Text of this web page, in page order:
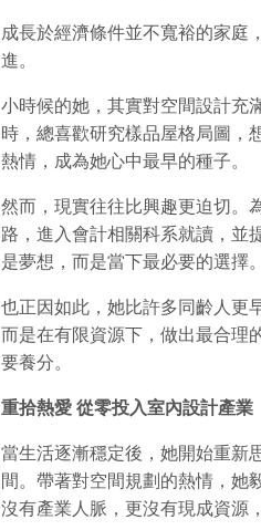
成長於經濟條件並不寬裕的家庭
進。
小時候的她，其實對空間設計充
時，總喜歡研究樣品屋格局圖，
熱情，成為她心中最早的種子。
然而，現實往往比興趣更迫切。
路，進入會計相關科系就讀，並
是夢想，而是當下最必要的選擇。
也正因如此，她比許多同齡人更
而是在有限資源下，做出最合理
要養分。
重拾熱愛 從零投入室內設計產業
當生活逐漸穩定後，她開始重新
間。帶著對空間規劃的熱情，她
沒有產業人脈，更沒有現成資源